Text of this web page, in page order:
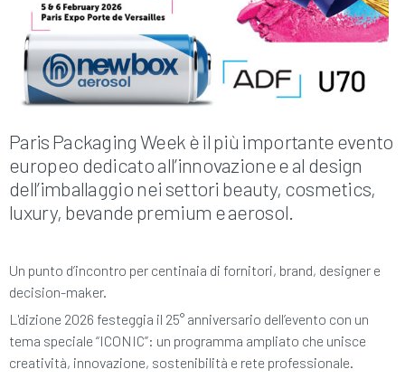
Paris Packaging Week è il più importante evento
europeo dedicato all’innovazione e al design
dell’imballaggio nei settori beauty, cosmetics,
luxury, bevande premium e aerosol.
Un punto d’incontro per centinaia di fornitori, brand, designer e
decision-maker.
L'dizione 2026 festeggia il 25° anniversario dell’evento con un
tema speciale “ICONIC”: un programma ampliato che unisce
creatività, innovazione, sostenibilità e rete professionale.